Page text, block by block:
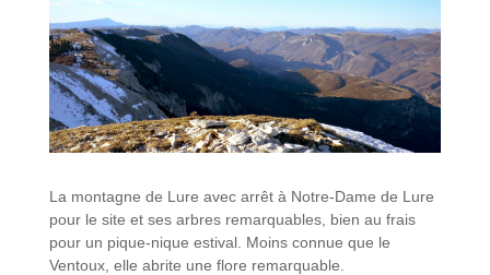
La montagne de Lure avec arrêt à Notre-Dame de Lure
pour le site et ses arbres remarquables, bien au frais
pour un pique-nique estival. Moins connue que le
Ventoux, elle abrite une flore remarquable.